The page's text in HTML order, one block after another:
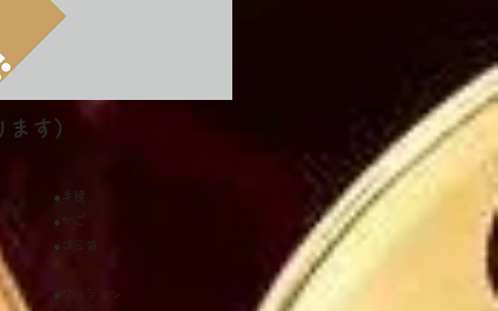
す）
●手鏡
●かご
●ゴミ袋
●クッション